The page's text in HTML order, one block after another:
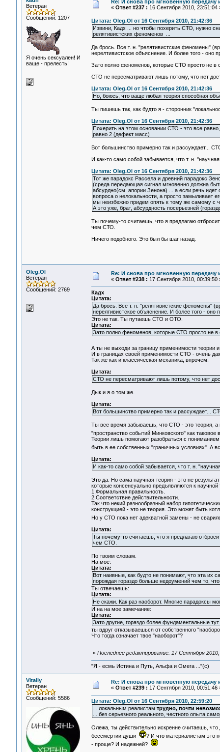
Ветеран
Сообщений: 1207
Я очень сексуален! И
ваще - прелесть!
Re: И снова про мгновенную
« Ответ #237 : 16 Сентября 2010, 23:51:04
Цитата: Oleg.Ol от 16 Сентября 2010, 21:42:36
Извини, Кадх ... но чтобы похерить СТО, нужно
релятивистских феноменов ...
Да брось. Все т. н. "релятивистские феномены"
нерелтивистское объяснение. И более того - оно
Зато полно феноменов, которые СТО просто не в
СТО не пересматривают лишь потому, что нет
Цитата: Oleg.Ol от 16 Сентября 2010, 21:42:36
Но, боюсь, что ваще любая теория способная
Ты пишешь так, как будто я - сторонник
Цитата: Oleg.Ol от 16 Сентября 2010, 21:42:36
Похерить на этом основании СТО - это все
равно 2 (дефект масс)
Вот большинство примерно так и рассуждает...
И как-то само собой забывается, что т. н.
Цитата: Oleg.Ol от 16 Сентября 2010, 21:42:36
Тот же парадокс Рассела и древний парадокс
(среда передающая сигнал мгновенно должна
абсурдно(см. апории Зенона) ... а если речь идет
вопроса о нелокальности, а просто замыливает
мы неизбежно придем опять к тому же самому с
А это уже, брат, абсурдность посерьезней
Ты почему-то считаешь, что я предлагаю
чем СТО.
Ничего подобного. Это был бы шаг назад.
Oleg.Ol
Ветеран
Сообщений: 2769
Re: И снова про мгновенную
« Ответ #238 : 17 Сентября 2010, 00:39:50
Кадх
Цитата:
Да брось. Все т. н. "релятивистские феномены"
нерелтивистское объяснение. И более того - оно
Это не так. Ты путаешь СТО и ОТО.
Цитата:
Зато полно феноменов, которые СТО просто не
А ты не выходи за границу применимости
И в границах своей применимости СТО - очень
Так же как и классическая механика, впрочем.
Цитата:
СТО не пересматривают лишь потому, что нет
Дык и я о том же.
Цитата:
Вот большинство примерно так и рассуждает...
Ты все время забываешь, что СТО - это теория, а
"пространство событий Минковского" как
Теории лишь помогают разобраться с
быть в ее собственных "граничных условиях". А
Цитата:
И как-то само собой забывается, что т. н.
Это да. Но сама научная теория - это не
которые консенсуально предъявляются к научной
1.Формальная правильность.
2.Соответствие действительности.
Так что некий разнообразный набор
конструкцией - это не теория. Это может быть
Но у СТО пока нет адекватной замены - не
Цитата:
Ты почему-то считаешь, что я предлагаю
чем СТО.
По твоим словам.
На мое:
Цитата:
Вот наивные, как будто не понимают, что эта их
порождая гораздо больше недоумений чем то,
Ты отвечаешь:
Цитата:
Не скажи. Как раз наоборот. Многие парадоксы
И на на мое замечание:
Цитата:
Зато другие, гораздо более фундаментальные тут
ты вдруг отказываешься от собственного
Что тогда означает твое "наоборот"?
« Последнее редактирование: 17 Сентября
"Я - есмь Истина и Путь, Альфа и Омега ..."(с)
Vitaliy
Ветеран
Сообщений: 5586
Re: И снова про мгновенную
« Ответ #239 : 17 Сентября 2010, 00:51:46
Цитата: Oleg.Ol от 16 Сентября 2010, 22:59:20
... локальным реалистам трудно, почти
... без серьезного реального, честного опыта
Олежа, ты действительно искренне считаешь,
бессмертии души
? И что материалистам это
- проще? И надежней?